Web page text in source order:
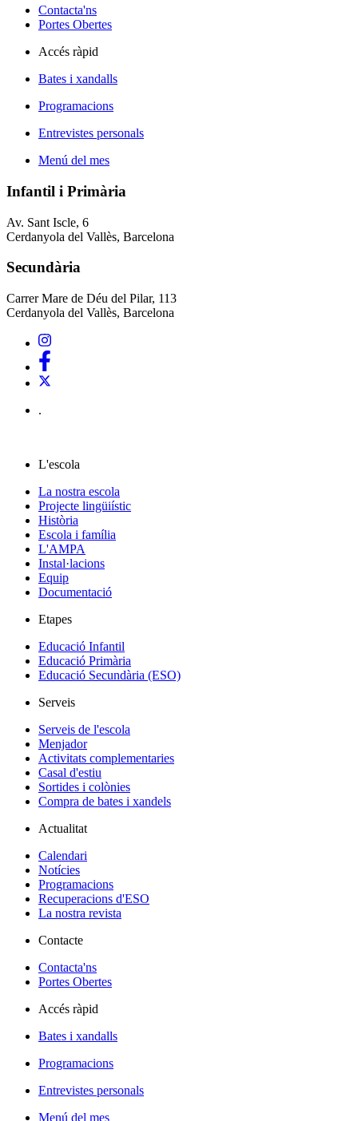
Contacta'ns
Portes Obertes
Accés ràpid
Bates i xandalls
Programacions
Entrevistes personals
Menú del mes
Infantil i Primària
Av. Sant Iscle, 6
Cerdanyola del Vallès, Barcelona
Secundària
Carrer Mare de Déu del Pilar, 113
Cerdanyola del Vallès, Barcelona
.
L'escola
La nostra escola
Projecte lingüiístic
Història
Escola i família
L'AMPA
Instal·lacions
Equip
Documentació
Etapes
Educació Infantil
Educació Primària
Educació Secundària (ESO)
Serveis
Serveis de l'escola
Menjador
Activitats complementaries
Casal d'estiu
Sortides i colònies
Compra de bates i xandels
Actualitat
Calendari
Notícies
Programacions
Recuperacions d'ESO
La nostra revista
Contacte
Contacta'ns
Portes Obertes
Accés ràpid
Bates i xandalls
Programacions
Entrevistes personals
Menú del mes